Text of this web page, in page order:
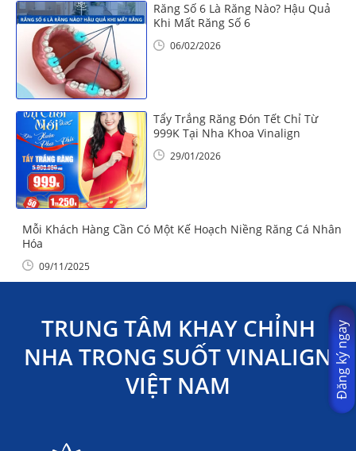
Răng Số 6 Là Răng Nào? Hậu Quả
Khi Mất Răng Số 6
06/02/2026
Tẩy Trắng Răng Đón Tết Chỉ Từ
999K Tại Nha Khoa Vinalign
29/01/2026
Mỗi Khách Hàng Cần Có Một Kế Hoạch Niềng Răng Cá Nhân
Hóa
09/11/2025
TRUNG TÂM KHAY CHỈNH
NHA TRONG SUỐT VINALIGN
VIỆT NAM
Đăng ký ngay